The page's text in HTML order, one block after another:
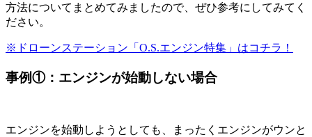
方法についてまとめてみましたので、ぜひ参考にしてみてく
ださい。
※ドローンステーション「O.S.エンジン特集」はコチラ！
事例①：エンジンが始動しない場合
エンジンを始動しようとしても、まったくエンジンがウンと